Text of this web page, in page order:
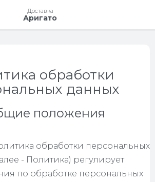
Доставка
Аригато
обработки
данных
положения
обработки персональных
- Политика) регулирует
по обработке персональных